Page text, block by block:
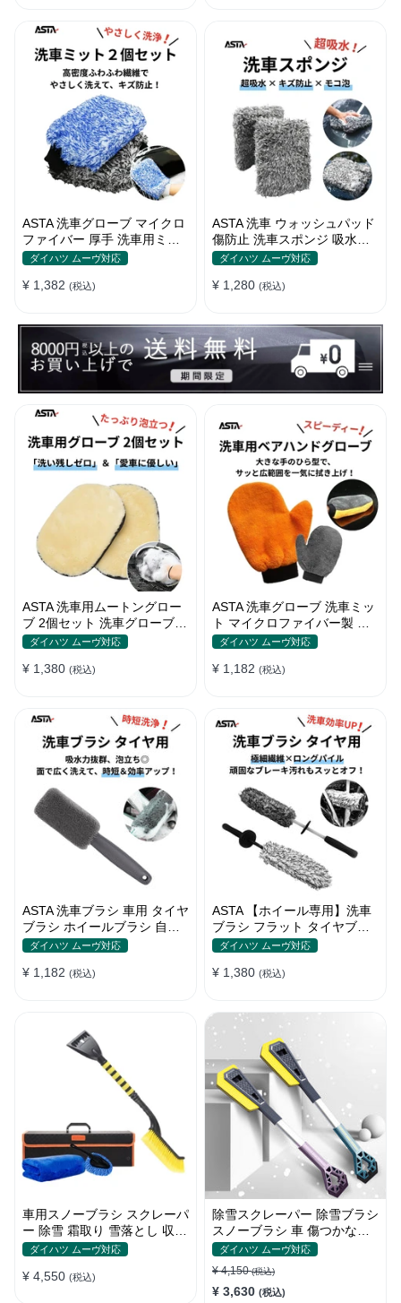
ASTA 洗車グローブ マイクロ
ファイバー 厚手 洗車用ミッ
ト 大判サイズ スポンジ内蔵
ローブ 傷防止 吸水速乾 車・
ダイハツ ムーヴ対応
¥ 1,382 (税込)
ASTA 洗車 ウォッシュパッド
傷防止 洗車スポンジ 吸水性
抜群 マイクロファイバー 極
車キズを防ぐ 滑りやすい構造
ダイハツ ムーヴ対応
¥ 1,280 (税込)
ASTA 洗車用ムートングロー
ブ 2個セット 洗車グローブ
手袋 傷防止 洗車グッズ 洗車
ダイハツ ムーヴ対応
¥ 1,380 (税込)
ASTA 洗車グローブ 洗車ミッ
ト マイクロファイバー製 傷
防止 手洗い洗車用 ホイール
ーニンググローブ 1個入り
ダイハツ ムーヴ対応
¥ 1,182 (税込)
ASTA 洗車ブラシ 車用 タイヤ
ブラシ ホイールブラシ 自転
車 バイク トラック対応 洗車
掃ブラシ 1個入り
ダイハツ ムーヴ対応
¥ 1,182 (税込)
ASTA 【ホイール専用】洗車
ブラシ フラット タイヤブラ
シ 柔らかい毛で傷つけない
ッズ ディテールブラシ 洗車
ダイハツ ムーヴ対応
¥ 1,380 (税込)
車用スノーブラシ スクレーパ
ー 除雪 霜取り 雪落とし 収納
ボックス付き 2in1
ダイハツ ムーヴ対応
¥ 4,550 (税込)
除雪スクレーパー 除雪ブラシ
スノーブラシ 車 傷つかない
2in1多機能 車雪かき雪対策
携帯便利
ダイハツ ムーヴ対応
¥ 4,150 (税込)
¥ 3,630 (税込)